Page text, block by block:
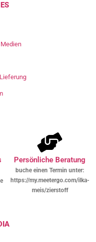
Persönliche Beratung
buche einen Termin unter:
https://my.meetergo.com/ilka-
meis/zierstoff